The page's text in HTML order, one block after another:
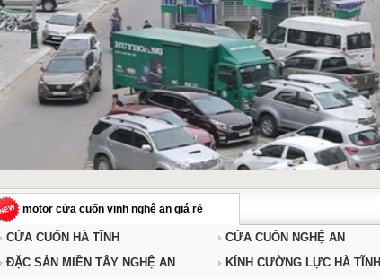
motor cửa cuốn vinh nghệ an giá rẻ
CỬA CUỐN HÀ TĨNH CỬA CUỐN NGHỆ AN
ĐẶC SẢN MIỀN TÂY NGHỆ AN
KÍNH CƯỜNG LỰC HÀ TĨNH